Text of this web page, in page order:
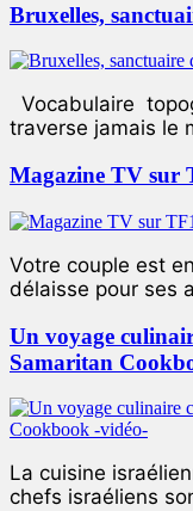
Bruxelles,
Vocabulaire
traverse jamais le
Magazine TV sur
Votre couple est
délaisse pour ses
Un voyage
Samaritan
La cuisine
chefs israéliens